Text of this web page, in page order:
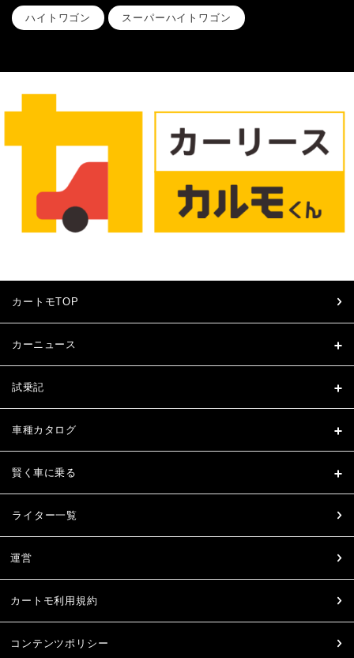
ハイトワゴン スーパーハイトワゴン
カートモTOP
カーニュース
試乗記
車種カタログ
賢く車に乗る
ライター一覧
運営
カートモ利用規約
コンテンツポリシー